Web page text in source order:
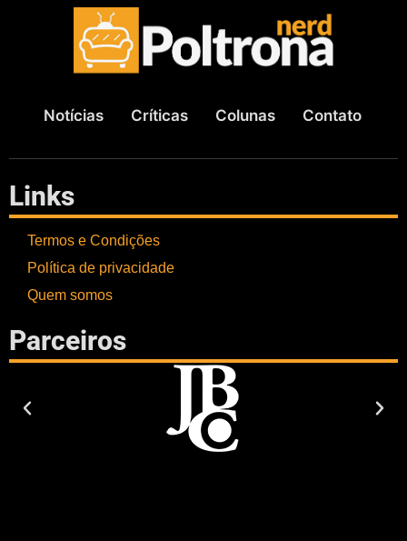
Notícias Críticas Colunas Contato
Links
Termos e Condições
Política de privacidade
Quem somos
Parceiros